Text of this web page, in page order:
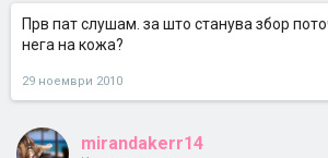
Прв пат слушам. за што станува збор
нега на кожа?
29 ноември 2010
mirandakerr14